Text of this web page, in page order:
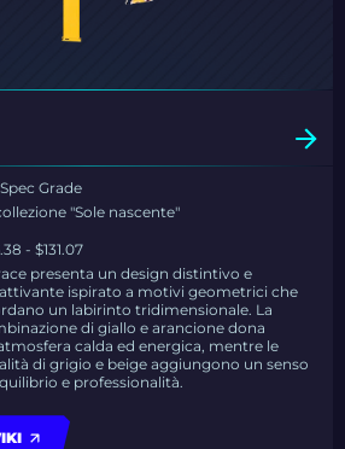
Grade
"Sole nascente"
- $131.07
presenta un design distintivo e
ispirato a motivi geometrici che
un labirinto tridimensionale. La
di giallo e arancione dona
calda ed energica, mentre le
di grigio e beige aggiungono un senso
e professionalità.